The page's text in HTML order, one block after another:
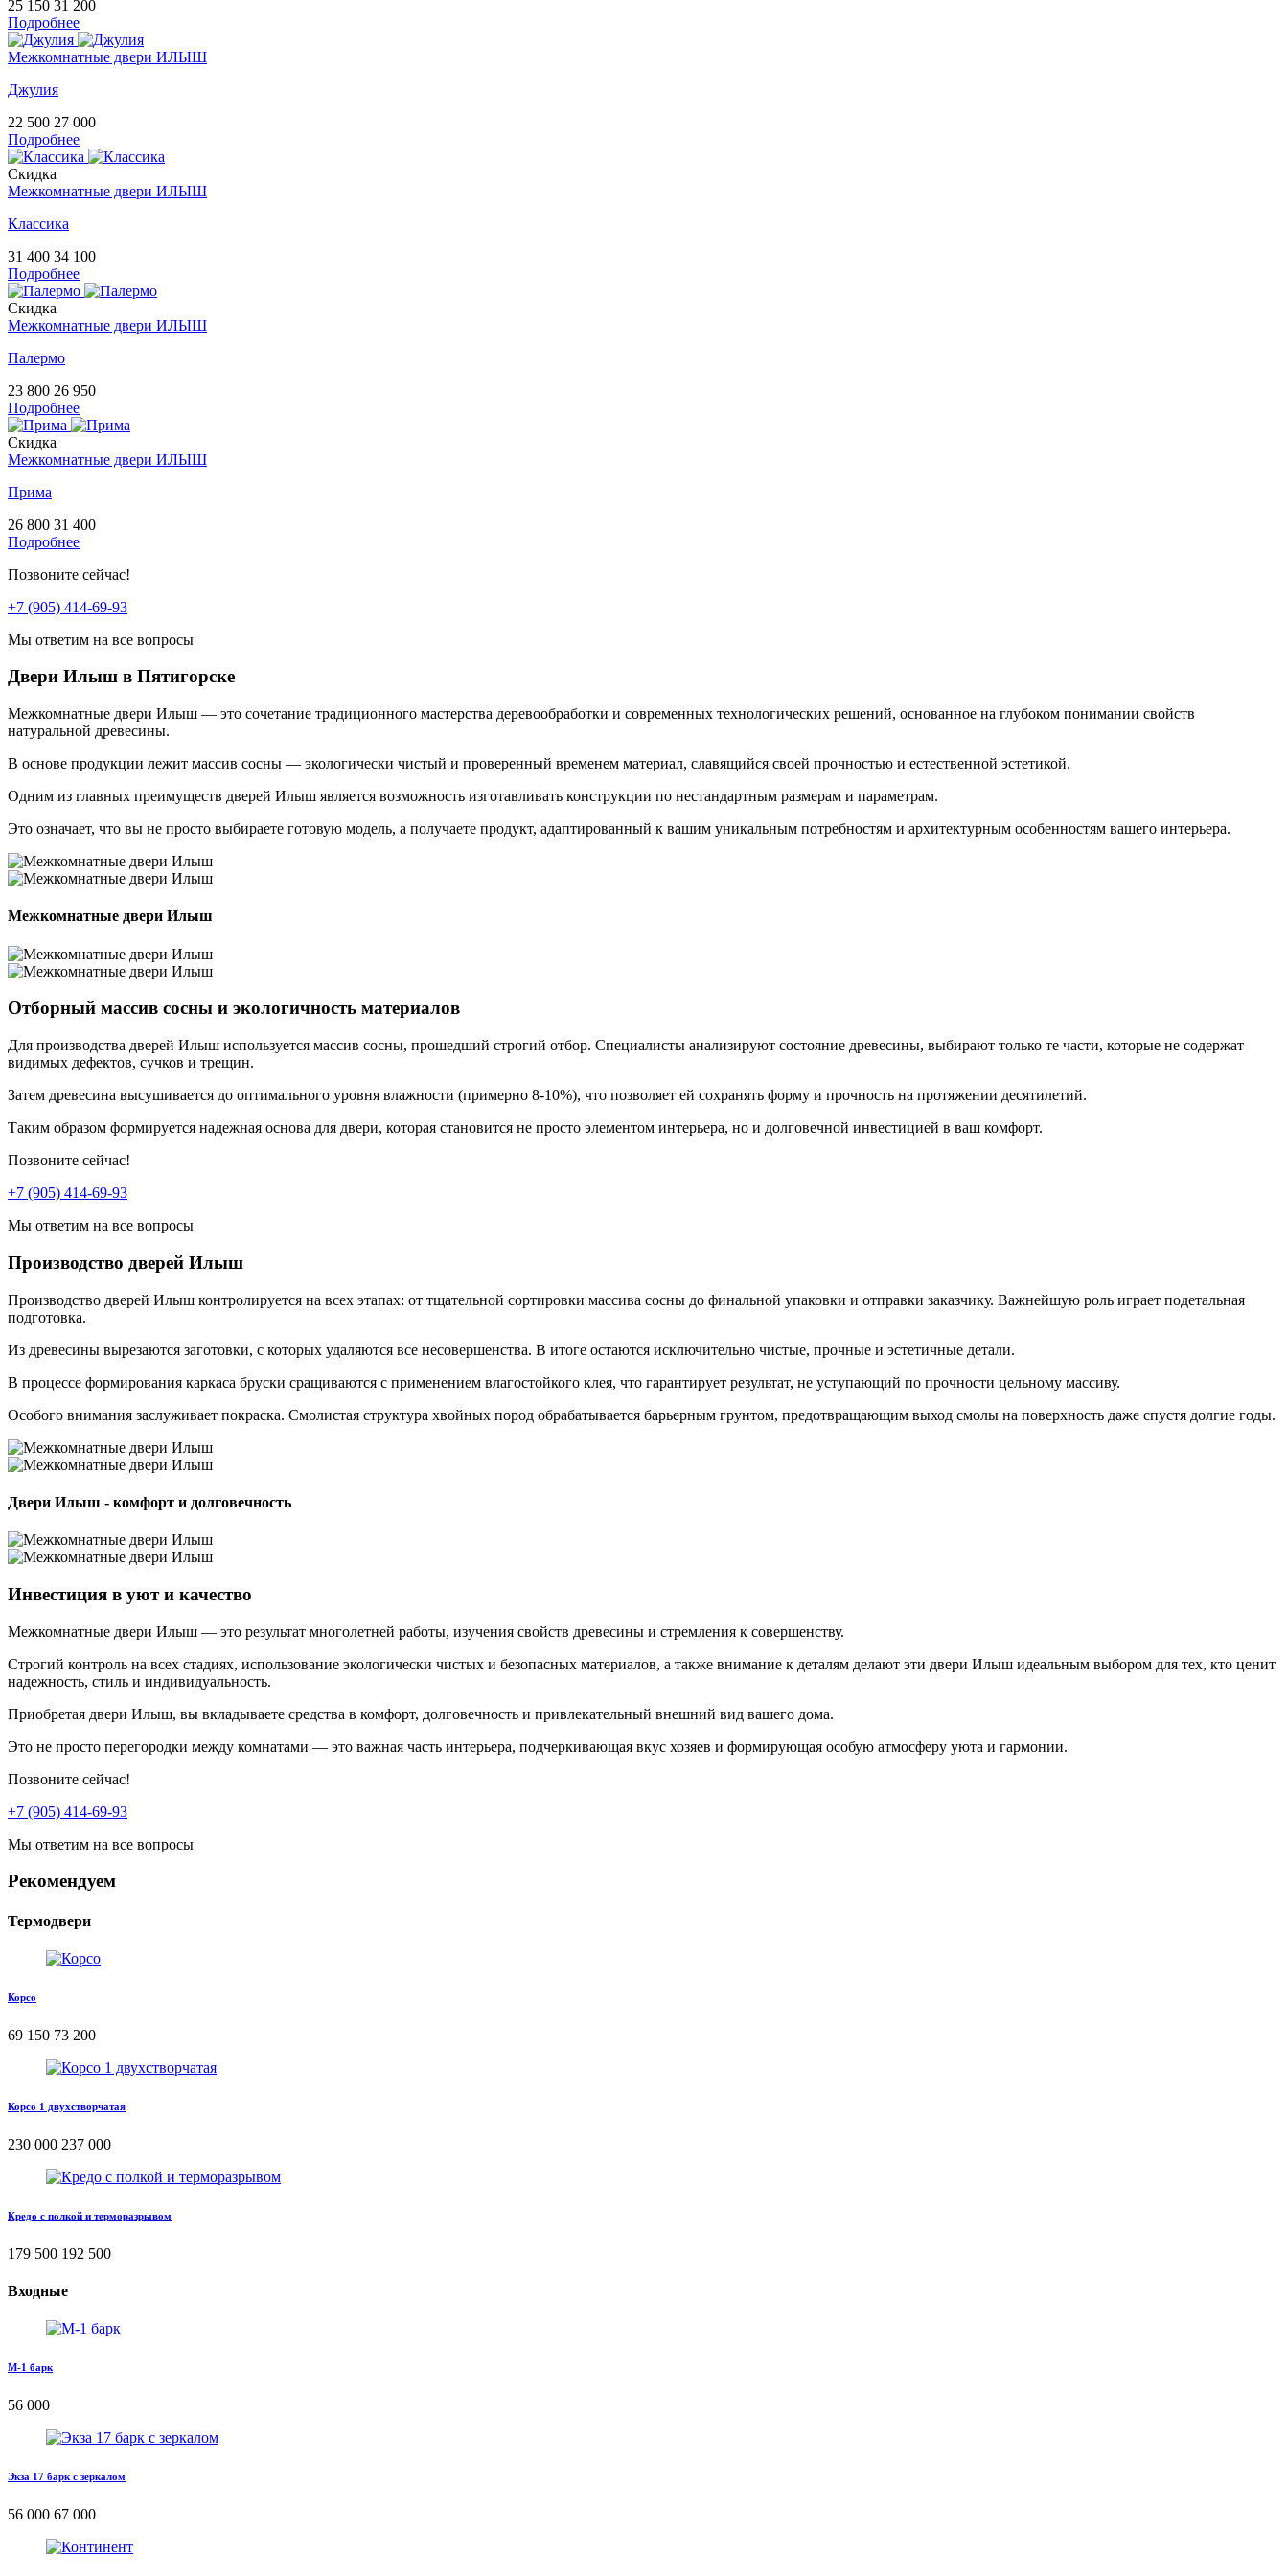
25 150 31 200
Подробнее
Межкомнатные двери ИЛЫШ
Джулия
22 500 27 000
Подробнее
Скидка
Межкомнатные двери ИЛЫШ
Классика
31 400 34 100
Подробнее
Скидка
Межкомнатные двери ИЛЫШ
Палермо
23 800 26 950
Подробнее
Скидка
Межкомнатные двери ИЛЫШ
Прима
26 800 31 400
Подробнее
Позвоните сейчас!
+7 (905) 414-69-93
Мы ответим на все вопросы
Двери Илыш в Пятигорске
Межкомнатные двери Илыш — это сочетание традиционного мастерства деревообработки и современных технологических решений, основанное на глубоком понимании свойств
натуральной древесины.
В основе продукции лежит массив сосны — экологически чистый и проверенный временем материал, славящийся своей прочностью и естественной эстетикой.
Одним из главных преимуществ дверей Илыш является возможность изготавливать конструкции по нестандартным размерам и параметрам.
Это означает, что вы не просто выбираете готовую модель, а получаете продукт, адаптированный к вашим уникальным потребностям и архитектурным особенностям вашего интерьера.
Межкомнатные двери Илыш
Отборный массив сосны и экологичность материалов
Для производства дверей Илыш используется массив сосны, прошедший строгий отбор. Специалисты анализируют состояние древесины, выбирают только те части, которые не содержат
видимых дефектов, сучков и трещин.
Затем древесина высушивается до оптимального уровня влажности (примерно 8-10%), что позволяет ей сохранять форму и прочность на протяжении десятилетий.
Таким образом формируется надежная основа для двери, которая становится не просто элементом интерьера, но и долговечной инвестицией в ваш комфорт.
Позвоните сейчас!
+7 (905) 414-69-93
Мы ответим на все вопросы
Производство дверей Илыш
Производство дверей Илыш контролируется на всех этапах: от тщательной сортировки массива сосны до финальной упаковки и отправки заказчику. Важнейшую роль играет подетальная
подготовка.
Из древесины вырезаются заготовки, с которых удаляются все несовершенства. В итоге остаются исключительно чистые, прочные и эстетичные детали.
В процессе формирования каркаса бруски сращиваются с применением влагостойкого клея, что гарантирует результат, не уступающий по прочности цельному массиву.
Особого внимания заслуживает покраска. Смолистая структура хвойных пород обрабатывается барьерным грунтом, предотвращающим выход смолы на поверхность даже спустя долгие годы.
Двери Илыш - комфорт и долговечность
Инвестиция в уют и качество
Межкомнатные двери Илыш — это результат многолетней работы, изучения свойств древесины и стремления к совершенству.
Строгий контроль на всех стадиях, использование экологически чистых и безопасных материалов, а также внимание к деталям делают эти двери Илыш идеальным выбором для тех, кто ценит
надежность, стиль и индивидуальность.
Приобретая двери Илыш, вы вкладываете средства в комфорт, долговечность и привлекательный внешний вид вашего дома.
Это не просто перегородки между комнатами — это важная часть интерьера, подчеркивающая вкус хозяев и формирующая особую атмосферу уюта и гармонии.
Позвоните сейчас!
+7 (905) 414-69-93
Мы ответим на все вопросы
Рекомендуем
Термодвери
Корсо
69 150 73 200
Корсо 1 двухстворчатая
230 000 237 000
Кредо с полкой и терморазрывом
179 500 192 500
Входные
М-1 барк
56 000
Экза 17 барк с зеркалом
56 000 67 000